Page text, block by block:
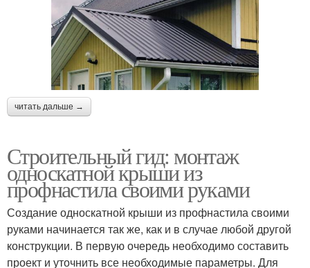
читать дальше →
Строительный гид: монтаж
односкатной крыши из
профнастила своими руками
Создание односкатной крыши из профнастила своими
руками начинается так же, как и в случае любой другой
конструкции. В первую очередь необходимо составить
проект и уточнить все необходимые параметры. Для